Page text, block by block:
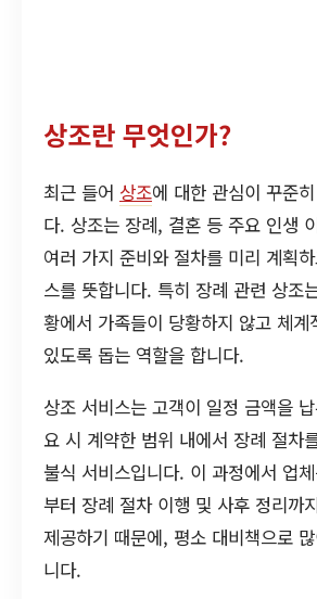
상조란 무엇인가?
최근 들어 상조에 대한 관심이 꾸준
다. 상조는 장례, 결혼 등 주요 인생
여러 가지 준비와 절차를 미리 계획
스를 뜻합니다. 특히 장례 관련 상조
황에서 가족들이 당황하지 않고 체계
있도록 돕는 역할을 합니다.
상조 서비스는 고객이 일정 금액을
요 시 계약한 범위 내에서 장례 절차
불식 서비스입니다. 이 과정에서 업
부터 장례 절차 이행 및 사후 정리까
제공하기 때문에, 평소 대비책으로
니다.